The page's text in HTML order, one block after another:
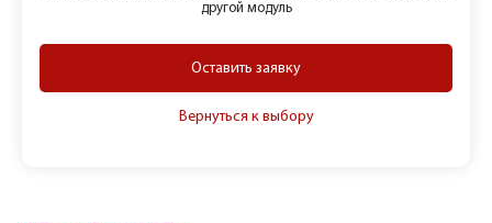
другой модуль
Вернуться к выбору
Оставить заявку